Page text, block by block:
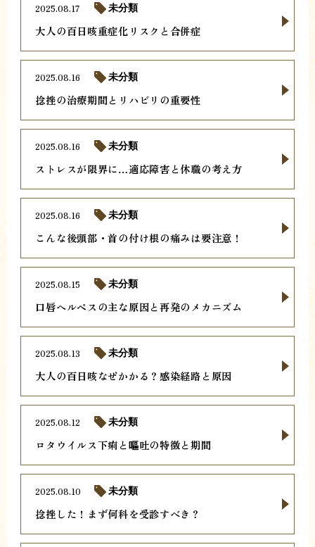
大人の百日咳重症化リスクと合併症
2025.08.17 未分類
捻挫の治療期間とリハビリの重要性
2025.08.16 未分類
ストレスが限界に…適応障害と休職の考え方
2025.08.16 未分類
こんな後頭部・首の付け根の痛みは要注意！
2025.08.16 未分類
口唇ヘルペスの主な原因と再発のメカニズム
2025.08.15 未分類
大人の百日咳なぜかかる？感染経路と原因
2025.08.13 未分類
ロタウイルス下痢と嘔吐の特徴と期間
2025.08.12 未分類
捻挫した！まず何科を受診すべき？
2025.08.10 未分類